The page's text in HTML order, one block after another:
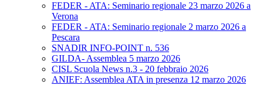
FEDER - ATA: Seminario regionale 23 marzo 2026 a
Verona
FEDER - ATA: Seminario regionale 2 marzo 2026 a
Pescara
SNADIR INFO-POINT n. 536
GILDA- Assemblea 5 marzo 2026
CISL Scuola News n.3 - 20 febbraio 2026
ANIEF: Assemblea ATA in presenza 12 marzo 2026